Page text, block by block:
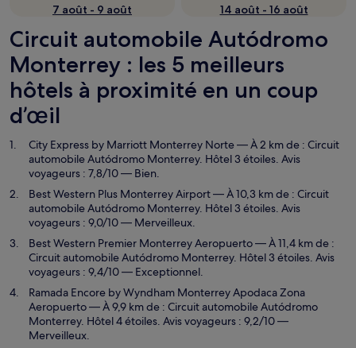
7 août - 9 août
14 août - 16 août
Circuit automobile Autódromo
Monterrey : les 5 meilleurs
hôtels à proximité en un coup
d’œil
City Express by Marriott Monterrey Norte— À 2 km de : Circuit
automobile Autódromo Monterrey. Hôtel 3 étoiles. Avis
voyageurs : 7,8/10 — Bien.
Best Western Plus Monterrey Airport— À 10,3 km de : Circuit
automobile Autódromo Monterrey. Hôtel 3 étoiles. Avis
voyageurs : 9,0/10 — Merveilleux.
Best Western Premier Monterrey Aeropuerto— À 11,4 km de :
Circuit automobile Autódromo Monterrey. Hôtel 3 étoiles. Avis
voyageurs : 9,4/10 — Exceptionnel.
Ramada Encore by Wyndham Monterrey Apodaca Zona
Aeropuerto— À 9,9 km de : Circuit automobile Autódromo
Monterrey. Hôtel 4 étoiles. Avis voyageurs : 9,2/10 —
Merveilleux.